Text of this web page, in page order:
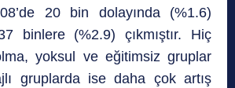
20 bin dolayında (%1.6)
binlere (%2.9) çıkmıştır. Hiç
yoksul ve eğitimsiz gruplar
gruplarda ise daha çok artış